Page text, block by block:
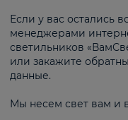
Если у вас остались
менеджерами
светильников
или закажите
данные.
Мы несем свет вам и